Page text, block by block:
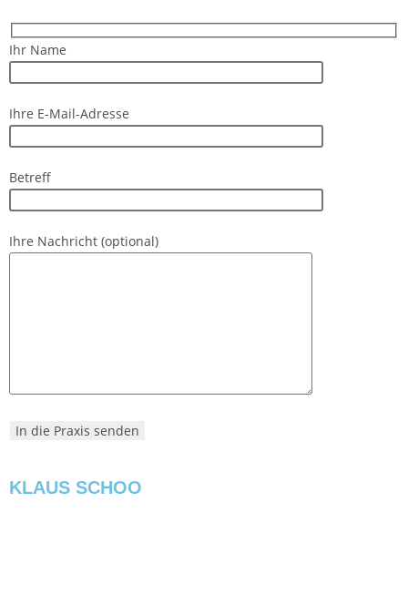
Ihr Name
Ihre E-Mail-Adresse
Betreff
Ihre Nachricht (optional)
KLAUS SCHOO